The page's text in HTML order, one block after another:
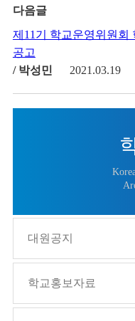
대원공지
학교홍보자료
다음글
제11기 학교운영위원회
공고
/ 박성민
2021.03.19